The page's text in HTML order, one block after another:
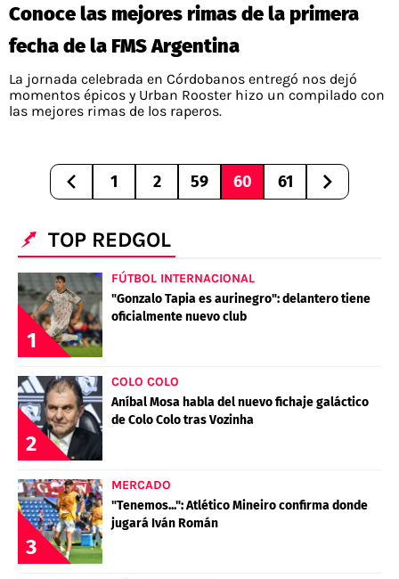
Conoce las mejores rimas de la primera
fecha de la FMS Argentina
La jornada celebrada en Córdobanos entregó nos dejó
momentos épicos y Urban Rooster hizo un compilado con
las mejores rimas de los raperos.
1 2 59 60 61
TOP REDGOL
1
FÚTBOL INTERNACIONAL
"Gonzalo Tapia es aurinegro": delantero tiene
oficialmente nuevo club
2
COLO COLO
Aníbal Mosa habla del nuevo fichaje galáctico
de Colo Colo tras Vozinha
3
MERCADO
"Tenemos...": Atlético Mineiro confirma donde
jugará Iván Román